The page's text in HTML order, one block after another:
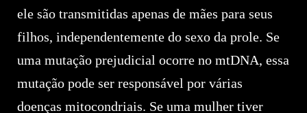
ele são transmitidas apenas de mães para seus
filhos, independentemente do sexo da prole. Se
uma mutação prejudicial ocorre no mtDNA, essa
mutação pode ser responsável por várias
doenças mitocondriais. Se uma mulher tiver